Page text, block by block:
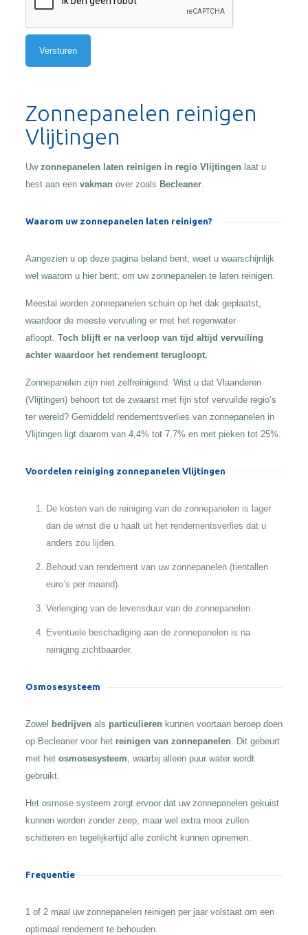
Zonnepanelen reinigen
Vlijtingen
Uw zonnepanelen laten reinigen in regio Vlijtingen laat u
best aan een vakman over zoals Becleaner.
Waarom uw zonnepanelen laten reinigen?
Aangezien u op deze pagina beland bent, weet u waarschijnlijk
wel waarom u hier bent: om uw zonnepanelen te laten reinigen.
Meestal worden zonnepanelen schuin op het dak geplaatst,
waardoor de meeste vervuiling er met het regenwater
afloopt. Toch blijft er na verloop van tijd altijd vervuiling
achter waardoor het rendement terugloopt.
Zonnepanelen zijn niet zelfreinigend. Wist u dat Vlaanderen
(Vlijtingen) behoort tot de zwaarst met fijn stof vervuilde regio’s
ter wereld? Gemiddeld rendementsverlies van zonnepanelen in
Vlijtingen ligt daarom van 4,4% tot 7,7% en met pieken tot 25%.
Voordelen reiniging zonnepanelen Vlijtingen
De kosten van de reiniging van de zonnepanelen is lager
dan de winst die u haalt uit het rendementsverlies dat u
anders zou lijden.
Behoud van rendement van uw zonnepanelen (tientallen
euro’s per maand).
Verlenging van de levensduur van de zonnepanelen.
Eventuele beschadiging aan de zonnepanelen is na
reiniging zichtbaarder.
Osmosesysteem
Zowel bedrijven als particulieren kunnen voortaan beroep doen
op Becleaner voor het reinigen van zonnepanelen. Dit gebeurt
met het osmosesysteem, waarbij alleen puur water wordt
gebruikt.
Het osmose systeem zorgt ervoor dat uw zonnepanelen gekuist
kunnen worden zonder zeep, maar wel extra mooi zullen
schitteren en tegelijkertijd alle zonlicht kunnen opnemen.
Frequentie
1 of 2 maal uw zonnepanelen reinigen per jaar volstaat om een
optimaal rendement te behouden.